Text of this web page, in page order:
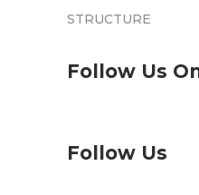
STRUCTURE
Follow Us
Follow Us